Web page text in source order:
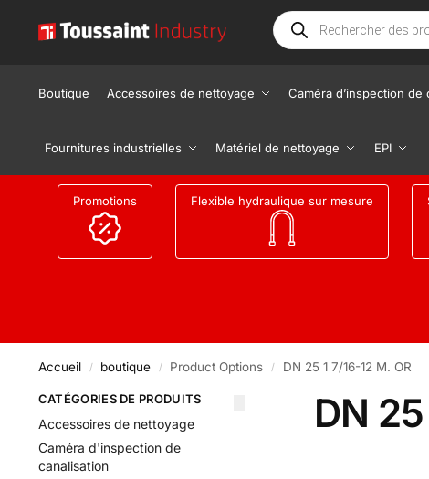
Boutique Accessoires de nettoyage Caméra d’inspection de
Fournitures industrielles Matériel de nettoyage EPI
Promotions Flexible hydraulique sur mesure
Accueil / boutique / Product Options / DN 25 1 7/16-12 M. OR
DN
CATÉGORIES DE PRODUITS
Accessoires de nettoyage
Caméra d'inspection de
canalisation